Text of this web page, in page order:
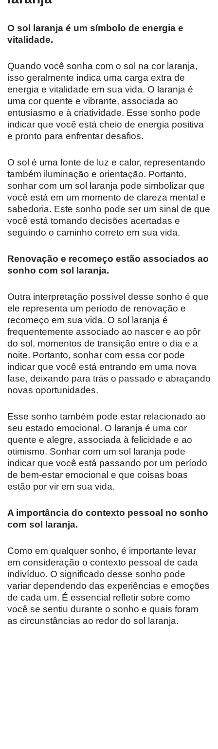
O sol laranja é um símbolo de energia e
vitalidade.
Quando você sonha com o sol na cor laranja,
isso geralmente indica uma carga extra de
energia e vitalidade em sua vida. O laranja é
uma cor quente e vibrante, associada ao
entusiasmo e à criatividade. Esse sonho pode
indicar que você está cheio de energia positiva
e pronto para enfrentar desafios.
O sol é uma fonte de luz e calor, representando
também iluminação e orientação. Portanto,
sonhar com um sol laranja pode simbolizar que
você está em um momento de clareza mental e
sabedoria. Este sonho pode ser um sinal de que
você está tomando decisões acertadas e
seguindo o caminho correto em sua vida.
Renovação e recomeço estão associados ao
sonho com sol laranja.
Outra interpretação possível desse sonho é que
ele representa um período de renovação e
recomeço em sua vida. O sol laranja é
frequentemente associado ao nascer e ao pôr
do sol, momentos de transição entre o dia e a
noite. Portanto, sonhar com essa cor pode
indicar que você está entrando em uma nova
fase, deixando para trás o passado e abraçando
novas oportunidades.
Esse sonho também pode estar relacionado ao
seu estado emocional. O laranja é uma cor
quente e alegre, associada à felicidade e ao
otimismo. Sonhar com um sol laranja pode
indicar que você está passando por um período
de bem-estar emocional e que coisas boas
estão por vir em sua vida.
A importância do contexto pessoal no sonho
com sol laranja.
Como em qualquer sonho, é importante levar
em consideração o contexto pessoal de cada
indivíduo. O significado desse sonho pode
variar dependendo das experiências e emoções
de cada um. É essencial refletir sobre como
você se sentiu durante o sonho e quais foram
as circunstâncias ao redor do sol laranja.